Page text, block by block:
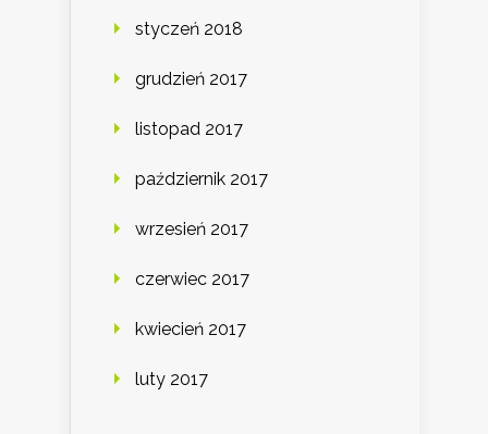
styczeń 2018
grudzień 2017
listopad 2017
październik 2017
wrzesień 2017
czerwiec 2017
kwiecień 2017
luty 2017